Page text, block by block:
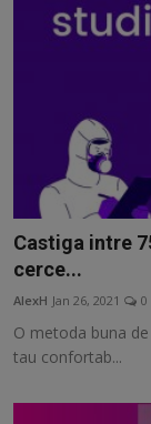
Castiga intre
cerce...
AlexH Jan 26, 2021 0
O metoda buna
tau confortab...